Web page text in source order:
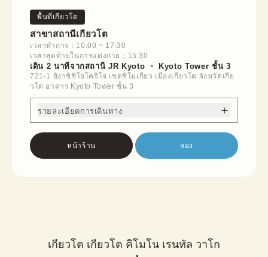
พื้นที่เกียวโต
สาขาสถานีเกียวโต
เวลาทำการ：10:00 ~ 17:30
เวลาสุดท้ายในการแต่งกาย：15:30
เดิน 2 นาทีจากสถานี JR Kyoto ・ Kyoto Tower ชั้น 3
721-1 ฮิงาชิชิโอโคจิโจ เขตชิโมเกียว เมืองเกียวโต จังหวัดเกีย
วโต อาคาร Kyoto Tower ชั้น 3
รายละเอียดการเดินทาง
หน้าร้าน จอง
เกียวโต เกียวโต คิโมโน เรนทัล วาโก